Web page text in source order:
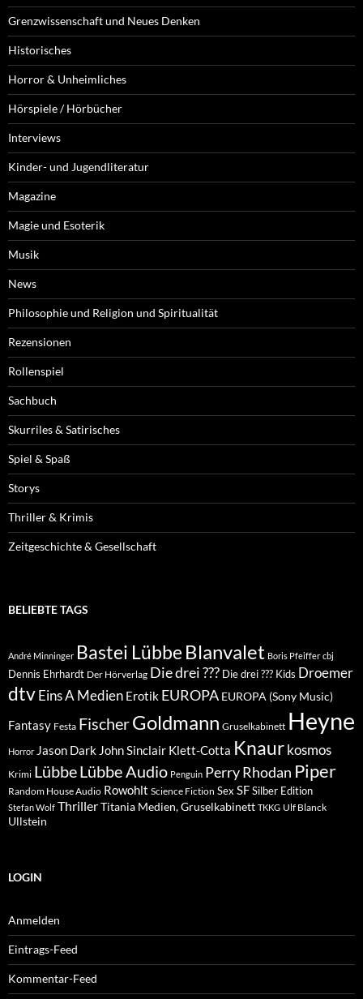
Grenzwissenschaft und Neues Denken
Historisches
Horror & Unheimliches
Hörspiele / Hörbücher
Interviews
Kinder- und Jugendliteratur
Magazine
Magie und Esoterik
Musik
News
Philosophie und Religion und Spiritualität
Rezensionen
Rollenspiel
Sachbuch
Skurriles & Satirisches
Spiel & Spaß
Storys
Thriller & Krimis
Zeitgeschichte & Gesellschaft
BELIEBTE TAGS
André Minninger Bastei Lübbe Blanvalet Boris Pfeiffer cbj
Dennis Ehrhardt Der Hörverlag Die drei ??? Die drei ??? Kids Droemer
dtvEins A Medien Erotik EUROPA EUROPA (Sony Music)
Fantasy Festa FischerGoldmann Gruselkabinett Heyne
Horror Jason Dark John Sinclair Klett-Cotta Knaur kosmos
Krimi LübbeLübbe Audio Penguin Perry Rhodan Piper
Random House Audio Rowohlt Science Fiction Sex SFSilber Edition
Stefan Wolf ThrillerTitania Medien, Gruselkabinett TKKG Ulf Blanck
Ullstein
LOGIN
Anmelden
Eintrags-Feed
Kommentar-Feed